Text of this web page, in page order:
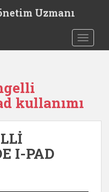
Uzmanı
kullanımı
I-PAD